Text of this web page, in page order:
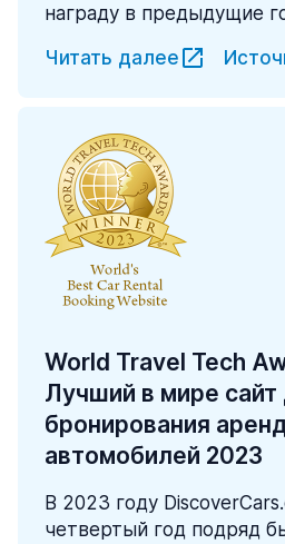
награду в предыдущие
Читать далее
World Travel Tech
Лучший в мире сайт
бронирования
автомобилей 2023
В 2023 году
четвертый год подряд